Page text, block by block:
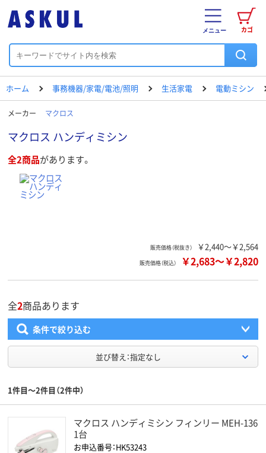
カゴ
メニュー
ホーム 事務機器/家電/電池/照明 生活家電 電動ミシン
メーカー マクロス
マクロス ハンディミシン
全2商品があります。
販売価格（税抜き） ￥2,440～￥2,564
販売価格（税込） ￥2,683～￥2,820
全2商品あります
条件で絞り込む
並び替え：指定なし
1件目～2件目（2件中）
マクロス ハンディミシン フィンリー MEH-136
1台
お申込番号：HK53243